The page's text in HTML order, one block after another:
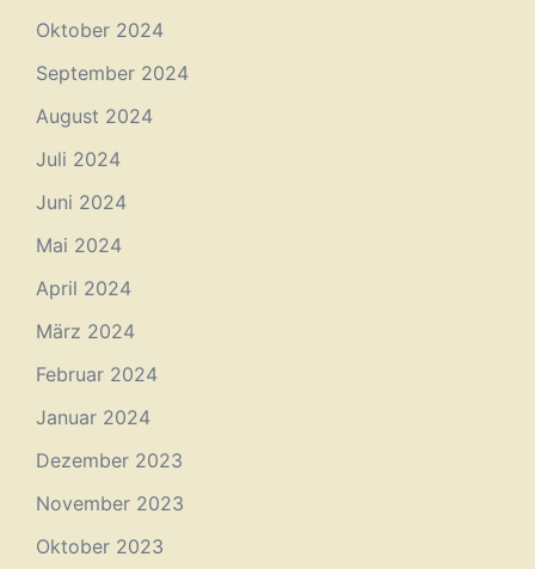
Oktober 2024
September 2024
August 2024
Juli 2024
Juni 2024
Mai 2024
April 2024
März 2024
Februar 2024
Januar 2024
Dezember 2023
November 2023
Oktober 2023